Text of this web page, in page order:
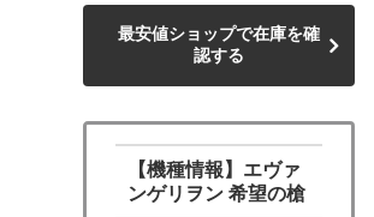
最安値ショップで在庫を確
認する
【機種情報】エヴァ
ンゲリヲン 希望の槍